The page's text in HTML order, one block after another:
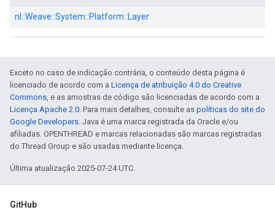
nl::Weave::System::Platform:: Layer
Exceto no caso de indicação contrária, o conteúdo desta página é
licenciado de acordo com a Licença de atribuição 4.0 do Creative
Commons, e as amostras de código são licenciadas de acordo com a
Licença Apache 2.0. Para mais detalhes, consulte as políticas do site do
Google Developers. Java é uma marca registrada da Oracle e/ou
afiliadas. OPENTHREAD e marcas relacionadas são marcas registradas
do Thread Group e são usadas mediante licença.
Última atualização 2025-07-24 UTC.
GitHub